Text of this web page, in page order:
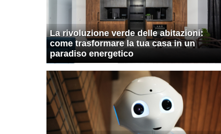
La rivoluzione verde delle abitazioni:
come trasformare la tua casa in un
paradiso energetico